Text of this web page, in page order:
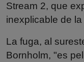
Stream 2, que
inexplicable de
La fuga, al
Bornholm, "es